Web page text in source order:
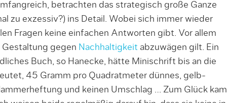
betrachten das strategisch große Ganze
zu exzessiv?) ins Detail. Wobei sich immer wieder
Fragen keine einfachen Antworten gibt. Vor allem
Gestaltung gegen Nachhaltigkeit abzuwägen gilt. Ein
Buch, so Hanecke, hätte Minischrift bis an die
45 Gramm pro Quadratmeter dünnes, gelb-
und keinen Umschlag … Zum Glück kam